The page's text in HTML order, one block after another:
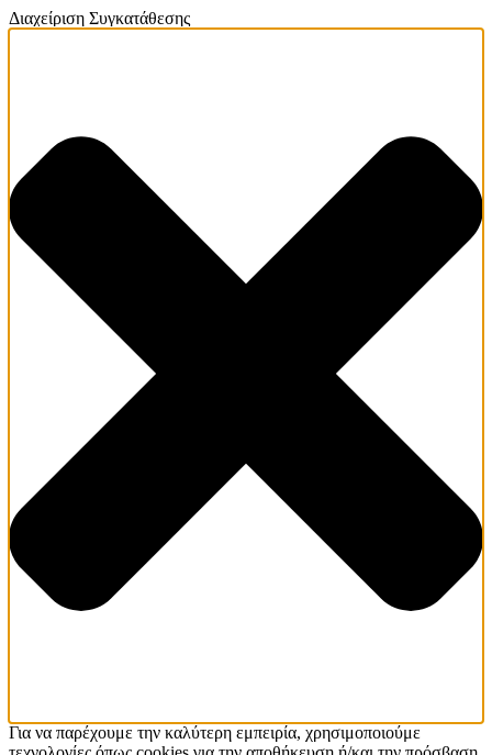
Διαχείριση Συγκατάθεσης
Για να παρέχουμε την καλύτερη εμπειρία, χρησιμοποιούμε